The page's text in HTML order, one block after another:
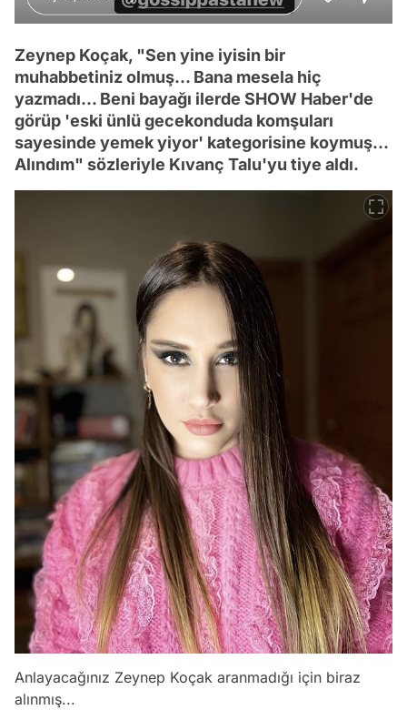
Zeynep Koçak, "Sen yine iyisin bir
muhabbetiniz olmuş... Bana mesela hiç
yazmadı... Beni bayağı ilerde SHOW Haber'de
görüp 'eski ünlü gecekonduda komşuları
sayesinde yemek yiyor' kategorisine koymuş...
Alındım" sözleriyle Kıvanç Talu'yu tiye aldı.
Anlayacağınız Zeynep Koçak aranmadığı için biraz
alınmış...